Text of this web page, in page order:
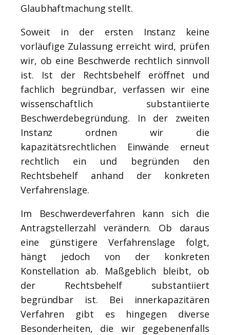
Glaubhaftmachung stellt.
Soweit in der ersten Instanz keine
vorläufige Zulassung erreicht wird, prüfen
wir, ob eine Beschwerde rechtlich sinnvoll
ist. Ist der Rechtsbehelf eröffnet und
fachlich begründbar, verfassen wir eine
wissenschaftlich substantiierte
Beschwerdebegründung. In der zweiten
Instanz ordnen wir die
kapazitätsrechtlichen Einwände erneut
rechtlich ein und begründen den
Rechtsbehelf anhand der konkreten
Verfahrenslage.
Im Beschwerdeverfahren kann sich die
Antragstellerzahl verändern. Ob daraus
eine günstigere Verfahrenslage folgt,
hängt jedoch von der konkreten
Konstellation ab. Maßgeblich bleibt, ob
der Rechtsbehelf substantiiert
begründbar ist. Bei innerkapazitären
Verfahren gibt es hingegen diverse
Besonderheiten, die wir gegebenenfalls